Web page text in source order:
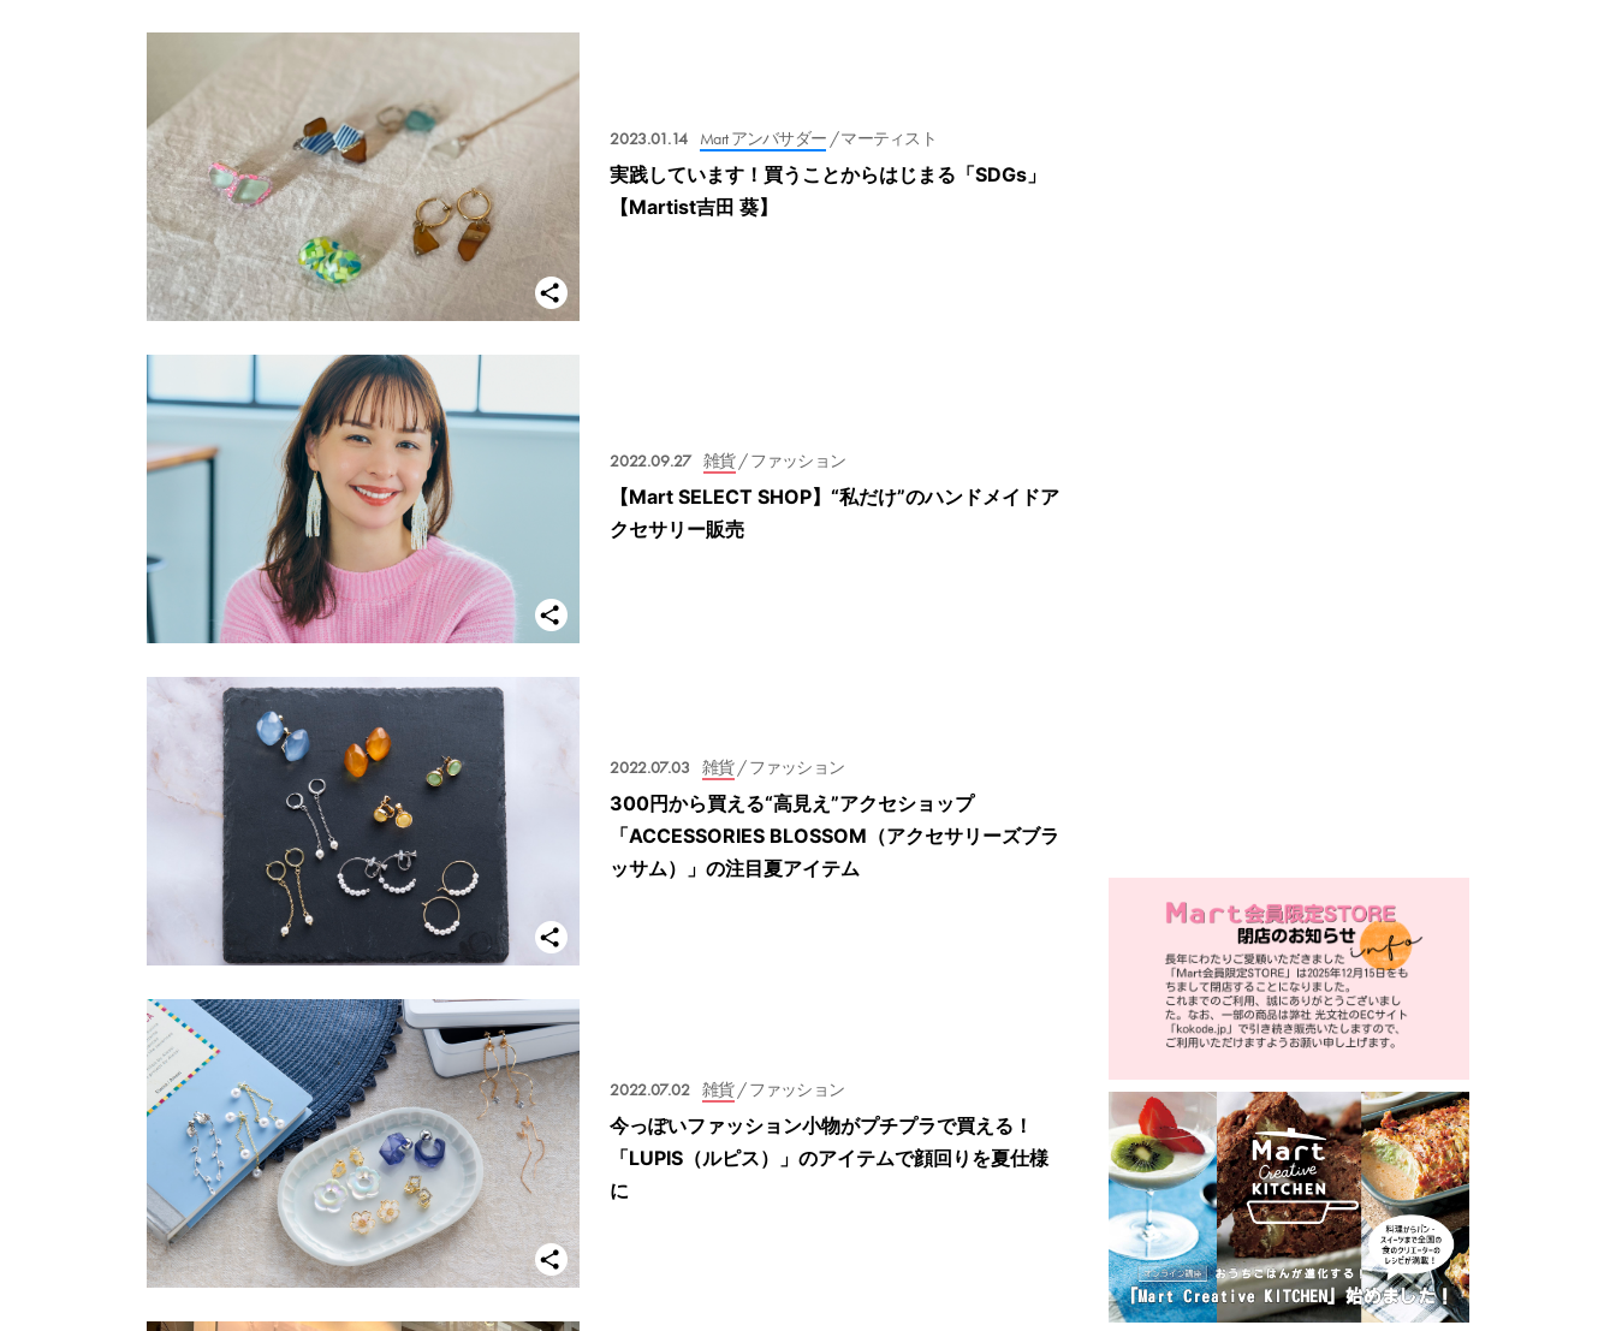
2023.01.14 Mart アンバサダー / マーティスト
実践しています！買うことからはじまる「SDGs」
【Martist吉田 葵】
2022.09.27 雑貨/ ファッション
【Mart SELECT SHOP】“私だけ”のハンドメイドア
クセサリー販売
2022.07.03 雑貨 / ファッション
300円から買える“高見え”アクセショップ
「ACCESSORIES BLOSSOM（アクセサリーズブラ
ッサム）」の注目夏アイテム
2022.07.02 雑貨 / ファッション
今っぽいファッション小物がプチプラで買える！
「LUPIS（ルピス）」のアイテムで顔回りを夏仕様
に